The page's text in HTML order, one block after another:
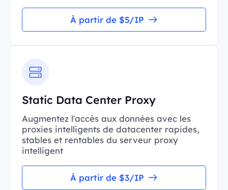
À partir de $5/IP
Static Data Center Proxy
Augmentez l'accès aux données avec les
proxies intelligents de datacenter rapides,
stables et rentables du serveur proxy
intelligent
À partir de $3/IP